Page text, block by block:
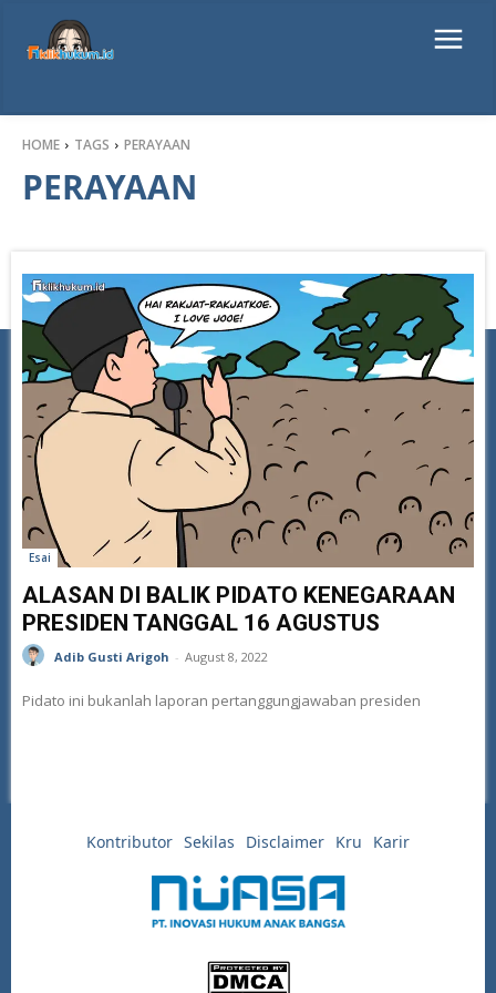
HOME TAGS PERAYAAN
PERAYAAN
Esai
ALASAN DI BALIK PIDATO KENEGARAAN
PRESIDEN TANGGAL 16 AGUSTUS
Adib Gusti Arigoh - August 8, 2022
Pidato ini bukanlah laporan pertanggungjawaban presiden
Kontributor Sekilas Disclaimer Kru Karir